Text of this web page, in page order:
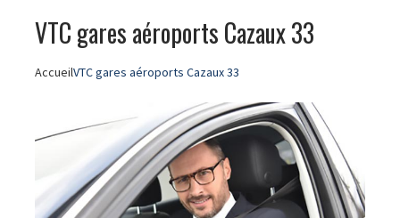
VTC gares aéroports Cazaux 33
AccueilVTC gares aéroports Cazaux 33